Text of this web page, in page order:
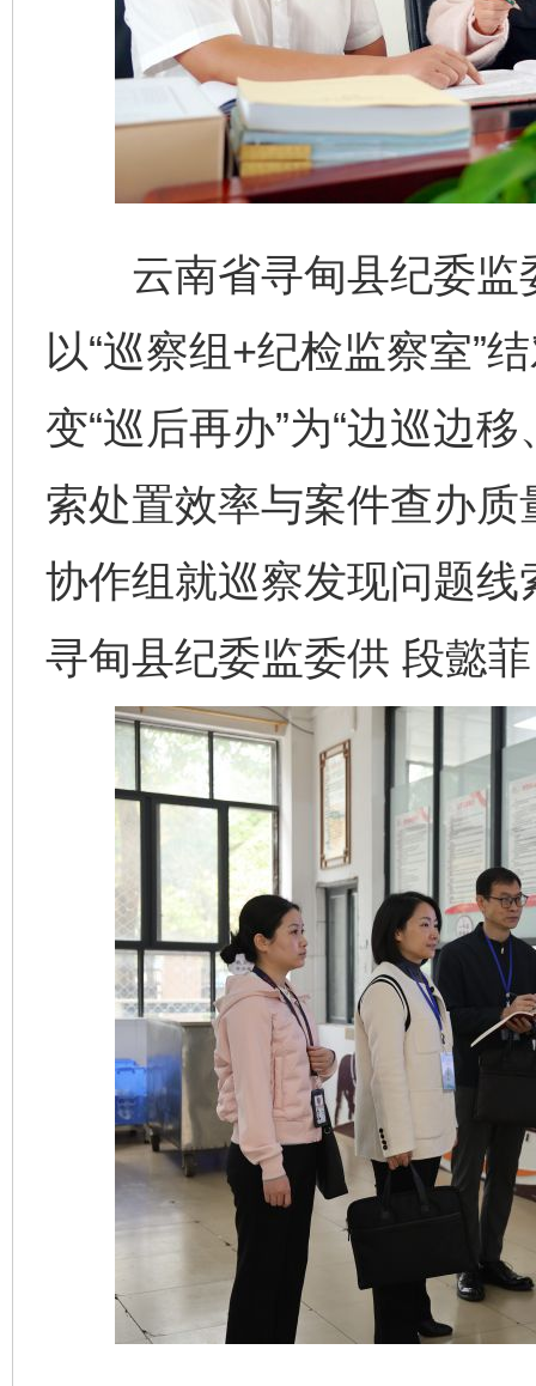
云南省寻甸县纪委监
以“巡察组+纪检监察室”
变“巡后再办”为“边巡边
索处置效率与案件查办
协作组就巡察发现问题
寻甸县纪委监委供 段懿